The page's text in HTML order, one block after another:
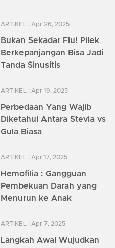
ARTIKEL | Apr 26, 2025
Bukan Sekadar Flu! Pilek
Berkepanjangan Bisa Jadi
Tanda Sinusitis
ARTIKEL | Apr 19, 2025
Perbedaan Yang Wajib
Diketahui Antara Stevia vs
Gula Biasa
ARTIKEL | Apr 17, 2025
Hemofilia : Gangguan
Pembekuan Darah yang
Menurun ke Anak
ARTIKEL | Apr 7, 2025
Langkah Awal Wujudkan